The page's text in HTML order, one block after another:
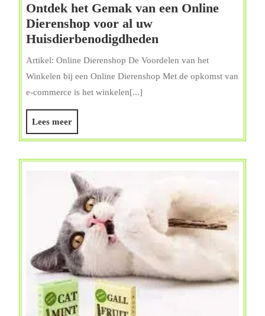
Ontdek het Gemak van een Online
Dierenshop voor al uw
Huisdierbenodigdheden
het
van
voor
al
Artikel: Online Dierenshop De Voordelen van het
Winkelen bij een Online Dierenshop Met de opkomst van
e-commerce is het winkelen[...]
Lees meerLees
meer